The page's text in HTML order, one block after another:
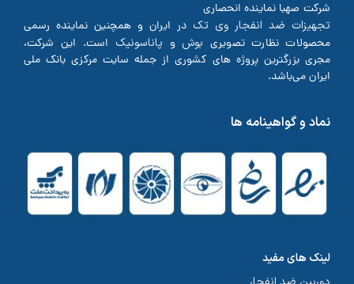
شرکت صهبا نماینده انحصاری
تجهیزات ضد انفجار وی تک در ایران و همچنین نماینده رسمی
محصولات نظارت تصویری بوش و پاناسونیک است. این شرکت،
مجری بزرگترین پروژه های کشوری از جمله سایت مرکزی بانک ملی
ایران می‌باشد.
نماد و گواهینامه ها
لینک های مفید